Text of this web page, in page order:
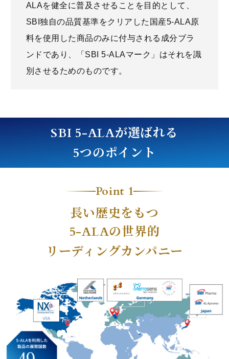
ALAを健全に普及させることを目的として、
SBI独自の品質基準をクリアした国産5-ALA原
料を使用した商品のみに付与される成分ブラ
ンドであり、「SBI 5-ALAマーク」はそれを識
別させるためのものです。
SBI 5-ALAが選ばれる
5つのポイント
Point 1
長い歴史をもつ
5-ALAの世界的
リーディングカンパニー